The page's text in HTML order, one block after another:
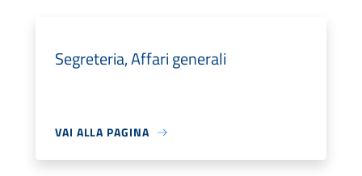
Segreteria, Affari generali
VAI ALLA PAGINA